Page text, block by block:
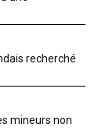
recherché
mineurs non